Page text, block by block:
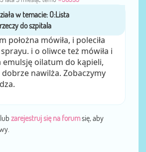
przezEmme
położna mówiła, i poleciła
i o oliwce też mówiła i
emulsję oilatum do kąpieli,
nawilża. Zobaczymy
zarejestruj się na forumsię, aby